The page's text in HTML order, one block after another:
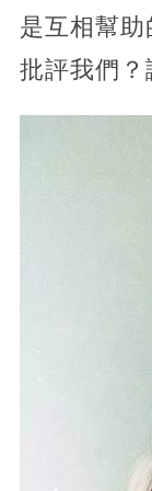
是互相幫
批評我們？